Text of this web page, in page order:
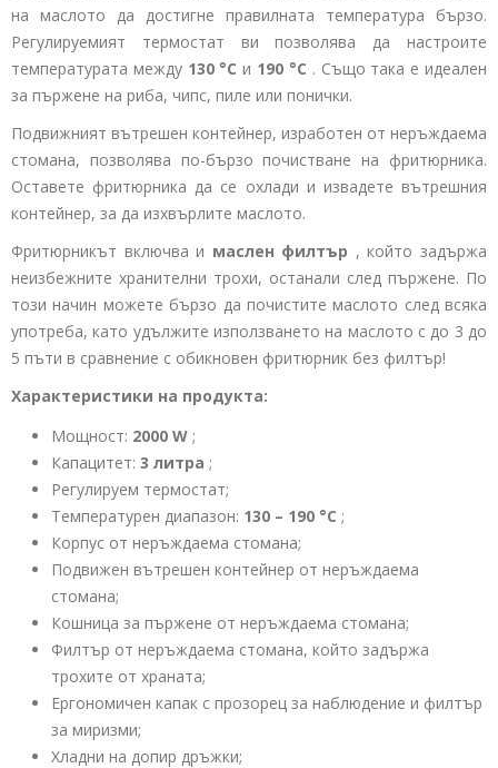
на маслото да достигне правилната температура бързо.
Регулируемият термостат ви позволява да настроите
температурата между 130 °C и 190 °C . Също така е идеален
за пържене на риба, чипс, пиле или понички.
Подвижният вътрешен контейнер, изработен от неръждаема
стомана, позволява по-бързо почистване на фритюрника.
Оставете фритюрника да се охлади и извадете вътрешния
контейнер, за да изхвърлите маслото.
Фритюрникът включва и маслен филтър , който задържа
неизбежните хранителни трохи, останали след пържене. По
този начин можете бързо да почистите маслото след всяка
употреба, като удължите използването на маслото с до 3 до
5 пъти в сравнение с обикновен фритюрник без филтър!
Характеристики на продукта:
Мощност: 2000 W ;
Капацитет: 3 литра ;
Регулируем термостат;
Температурен диапазон: 130 – 190 °C ;
Корпус от неръждаема стомана;
Подвижен вътрешен контейнер от неръждаема
стомана;
Кошница за пържене от неръждаема стомана;
Филтър от неръждаема стомана, който задържа
трохите от храната;
Ергономичен капак с прозорец за наблюдение и филтър
за миризми;
Хладни на допир дръжки;